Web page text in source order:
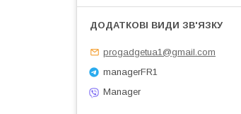
progadgetua1@gmail.com
managerFR1
Manager